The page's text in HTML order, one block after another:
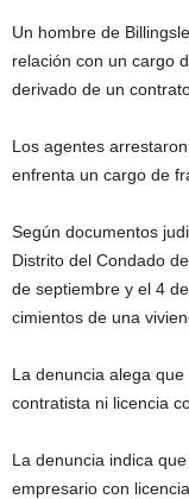
Un hombre de
relación con un cargo
derivado de un
Los agentes
enfrenta un cargo de
Según documentos
Distrito del Condado
de septiembre y el 4
cimientos de una
La denuncia alega
contratista ni licencia
La denuncia indica
empresario con